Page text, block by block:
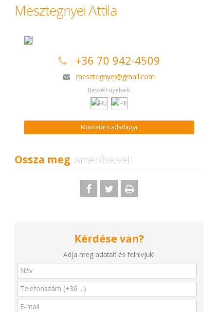
Mesztegnyei Attila
+36 70 942-4509
mesztegnyei@gmail.com
Beszélt nyelvek:
Munkatárs adatlapja
Ossza meg ismerőseivel!
Kérdése van?
Adja meg adatait és felhívjuk!